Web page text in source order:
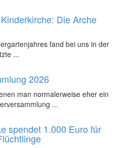
Die Arche
fand bei uns in der
...
2026
man normalerweise eher ein
...
spendet 1.000 Euro für